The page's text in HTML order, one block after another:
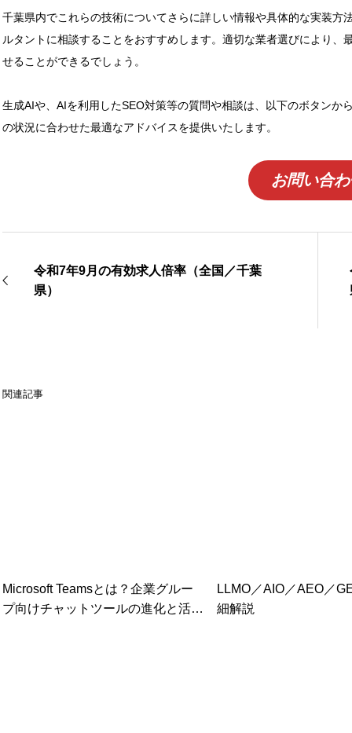
千葉県内でこれらの技術についてさらに詳しい情報や具体的な実装方
ルタントに相談することをおすすめします。適切な業者選びにより
せることができるでしょう。
生成AIや、AIを利用したSEO対策等の質問や相談は、以下のボタンか
の状況に合わせた最適なアドバイスを提供いたします。
お問い合
令和7年9月の有効求人倍率（全国／千葉
県）
関連記事
Microsoft Teamsとは？企業グルー
プ向けチャットツールの進化と活用
LLMO／AIO／AEO／
細解説